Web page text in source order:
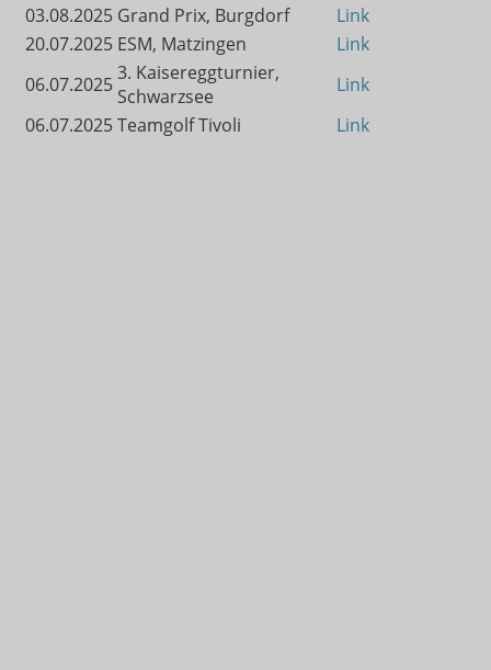
03.08.2025 Grand Prix, Burgdorf
Link
20.07.2025 ESM, Matzingen
Link
06.07.20253. Kaisereggturnier,
Schwarzsee
Link
06.07.2025Teamgolf Tivoli Link